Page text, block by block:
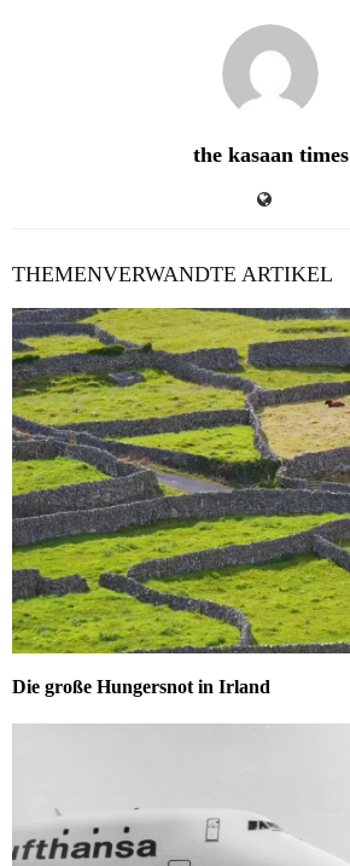
the kasaan times
THEMENVERWANDTE ARTIKEL
Die große Hungersnot in Irland